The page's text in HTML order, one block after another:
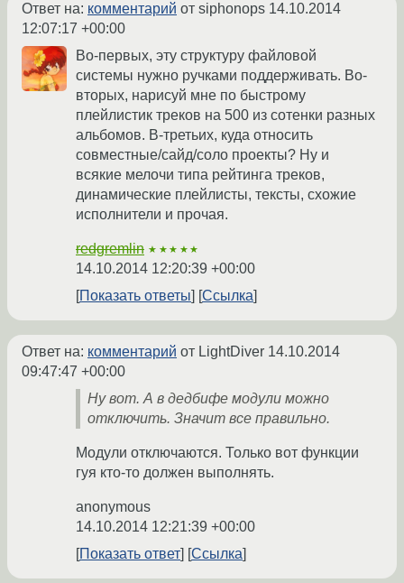
Ответ на: комментарий от siphonops 14.10.2014
12:07:17 +00:00
Во-первых, эту структуру файловой
системы нужно ручками поддерживать. Во-
вторых, нарисуй мне по быстрому
плейлистик треков на 500 из сотенки разных
альбомов. В-третьих, куда относить
совместные/сайд/соло проекты? Ну и
всякие мелочи типа рейтинга треков,
динамические плейлисты, тексты, схожие
исполнители и прочая.
redgremlin ★★★★★
14.10.2014 12:20:39 +00:00
Показать ответы
Ссылка
Ответ на: комментарий от LightDiver 14.10.2014
09:47:47 +00:00
Ну вот. А в дедбифе модули можно
отключить. Значит все правильно.
Модули отключаются. Только вот функции
гуя кто-то должен выполнять.
anonymous
14.10.2014 12:21:39 +00:00
Показать ответ
Ссылка